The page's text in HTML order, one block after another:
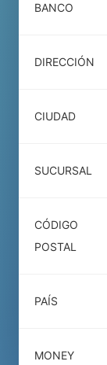
BANCO
DIRECCIÓN
CIUDAD
SUCURSAL
CÓDIGO
POSTAL
PAÍS
MONEY